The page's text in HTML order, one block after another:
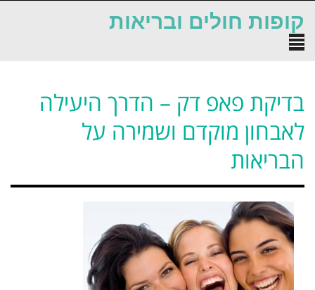
קופות חולים ובריאות
תפריט
בדיקת פאפ דק – הדרך היעילה
לאבחון מוקדם ושמירה על
הבריאות